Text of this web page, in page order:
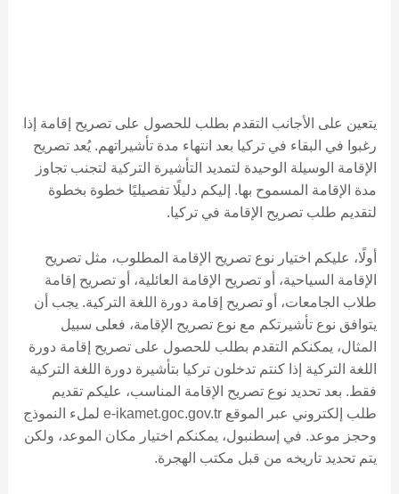
يتعين على الأجانب التقدم بطلب للحصول على تصريح إقامة إذا
رغبوا في البقاء في تركيا بعد انتهاء مدة تأشيراتهم. يُعد تصريح
الإقامة الوسيلة الوحيدة لتمديد التأشيرة التركية لتجنب تجاوز
مدة الإقامة المسموح بها. إليكم دليلًا تفصيليًا خطوة بخطوة
لتقديم طلب تصريح الإقامة في تركيا.
أولًا، عليكم اختيار نوع تصريح الإقامة المطلوب، مثل تصريح
الإقامة السياحية، أو تصريح الإقامة العائلية، أو تصريح إقامة
طلاب الجامعات، أو تصريح إقامة دورة اللغة التركية. يجب أن
يتوافق نوع تأشيرتكم مع نوع تصريح الإقامة، فعلى سبيل
المثال، يمكنكم التقدم بطلب للحصول على تصريح إقامة دورة
اللغة التركية إذا كنتم تدخلون تركيا بتأشيرة دورة اللغة التركية
فقط. بعد تحديد نوع تصريح الإقامة المناسب، عليكم تقديم
طلب إلكتروني عبر الموقع e-ikamet.goc.gov.tr ​​لملء النموذج
وحجز موعد. في إسطنبول، يمكنكم اختيار مكان الموعد، ولكن
يتم تحديد تاريخه من قبل مكتب الهجرة.